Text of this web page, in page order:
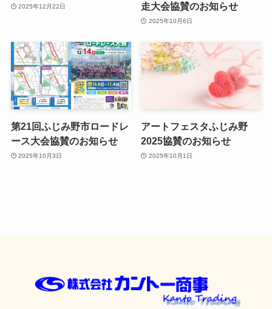
2025年12月22日
走大会協賛のお知らせ
2025年10月6日
第21回ふじみ野市ロードレ
ース大会協賛のお知らせ
2025年10月3日
アートフェスタふじみ野
2025協賛のお知らせ
2025年10月1日